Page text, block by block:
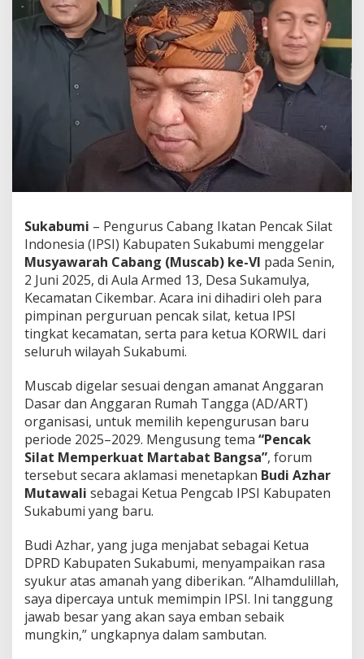
i
m
p
u
u
m
i
,
S
i
a
p
P
e
k
u
a
t
O
r
g
a
n
i
a
s
i
d
a
n
C
Sukabumi – Pengurus Cabang Ikatan Pencak Silat
Indonesia (IPSI) Kabupaten Sukabumi menggelar
Musyawarah Cabang (Muscab) ke-VI pada Senin,
2 Juni 2025, di Aula Armed 13, Desa Sukamulya,
Kecamatan Cikembar. Acara ini dihadiri oleh para
pimpinan perguruan pencak silat, ketua IPSI
tingkat kecamatan, serta para ketua KORWIL dari
seluruh wilayah Sukabumi.
Muscab digelar sesuai dengan amanat Anggaran
Dasar dan Anggaran Rumah Tangga (AD/ART)
organisasi, untuk memilih kepengurusan baru
periode 2025–2029. Mengusung tema “Pencak
Silat Memperkuat Martabat Bangsa”, forum
tersebut secara aklamasi menetapkan Budi Azhar
Mutawali sebagai Ketua Pengcab IPSI Kabupaten
Sukabumi yang baru.
Budi Azhar, yang juga menjabat sebagai Ketua
DPRD Kabupaten Sukabumi, menyampaikan rasa
syukur atas amanah yang diberikan. “Alhamdulillah,
saya dipercaya untuk memimpin IPSI. Ini tanggung
jawab besar yang akan saya emban sebaik
mungkin,” ungkapnya dalam sambutan.